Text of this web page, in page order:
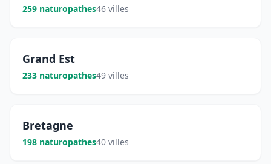
259 naturopathes46 villes
Grand Est
233 naturopathes49 villes
Bretagne
198 naturopathes40 villes